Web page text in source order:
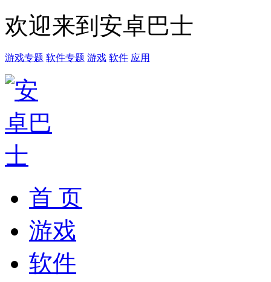
欢迎来到安卓巴士
游戏专题 软件专题 游戏 软件 应用
首 页
游戏
软件